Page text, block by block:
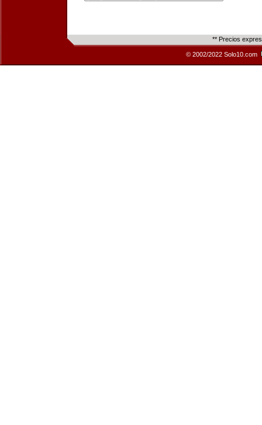
** Precios
© 2002/2022 Solo10.com